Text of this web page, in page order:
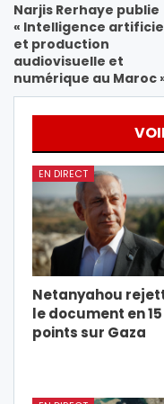
Narjis Rerhaye publie
« Intelligence
et production
audiovisuelle et
numérique au Maroc
EN DIRECT
Netanyahou
le document en 15
points sur Gaza